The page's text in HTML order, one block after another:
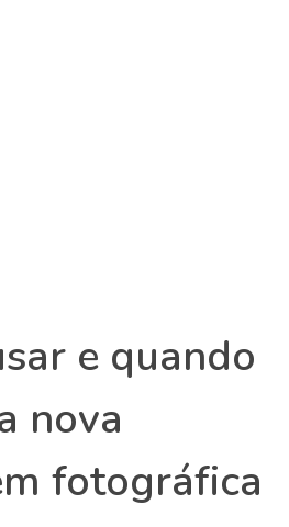
e quando
nova
fotográfica